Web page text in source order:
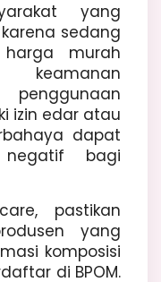
yang
sedang
murah
keamanan
izin edar atau
dapat
negatif bagi
pastikan
yang
komposisi
di BPOM.